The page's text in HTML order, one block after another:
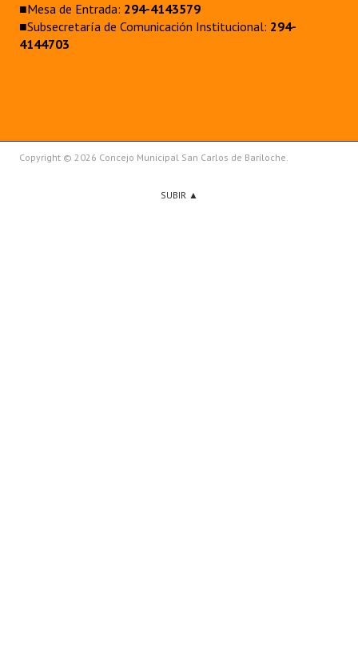
■Mesa de Entrada: 294-4143579
■Subsecretaría de Comunicación Institucional: 294-
4144703
Copyright © 2026 Concejo Municipal San Carlos de Bariloche.
SUBIR ▲